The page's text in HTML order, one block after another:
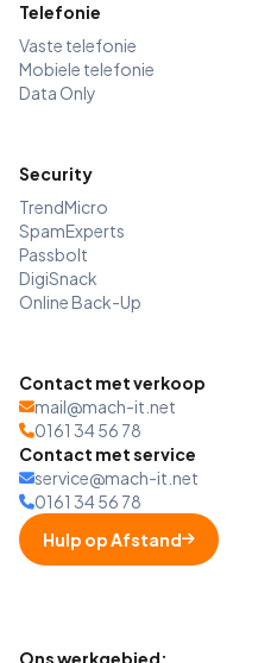
Telefonie
Vaste telefonie
Mobiele telefonie
Data Only
Security
TrendMicro
SpamExperts
Passbolt
DigiSnack
Online Back-Up
Contact met verkoop
mail@mach-it.net
0161 34 56 78
Contact met service
service@mach-it.net
0161 34 56 78
Hulp op Afstand
Ons werkgebied: